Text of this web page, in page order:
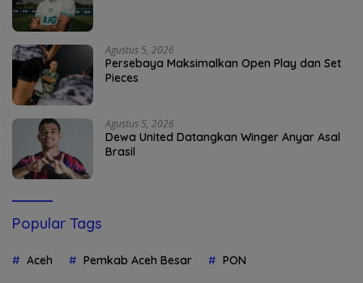
Agustus 5, 2026
Persebaya Maksimalkan Open Play dan Set
Pieces
Agustus 5, 2026
Dewa United Datangkan Winger Anyar Asal
Brasil
Popular Tags
Aceh Pemkab Aceh Besar PON